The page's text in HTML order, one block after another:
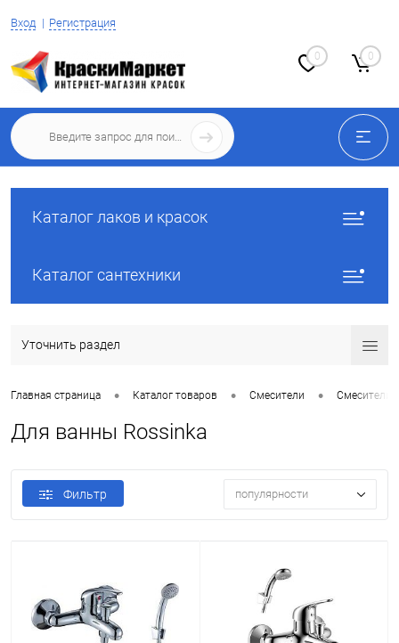
Вход Регистрация
0 0
Каталог лаков и красок
Каталог сантехники
Уточнить раздел
Главная страница • Каталог товаров • Смесители • Смесители
Для ванны Rossinka
Фильтр популярности